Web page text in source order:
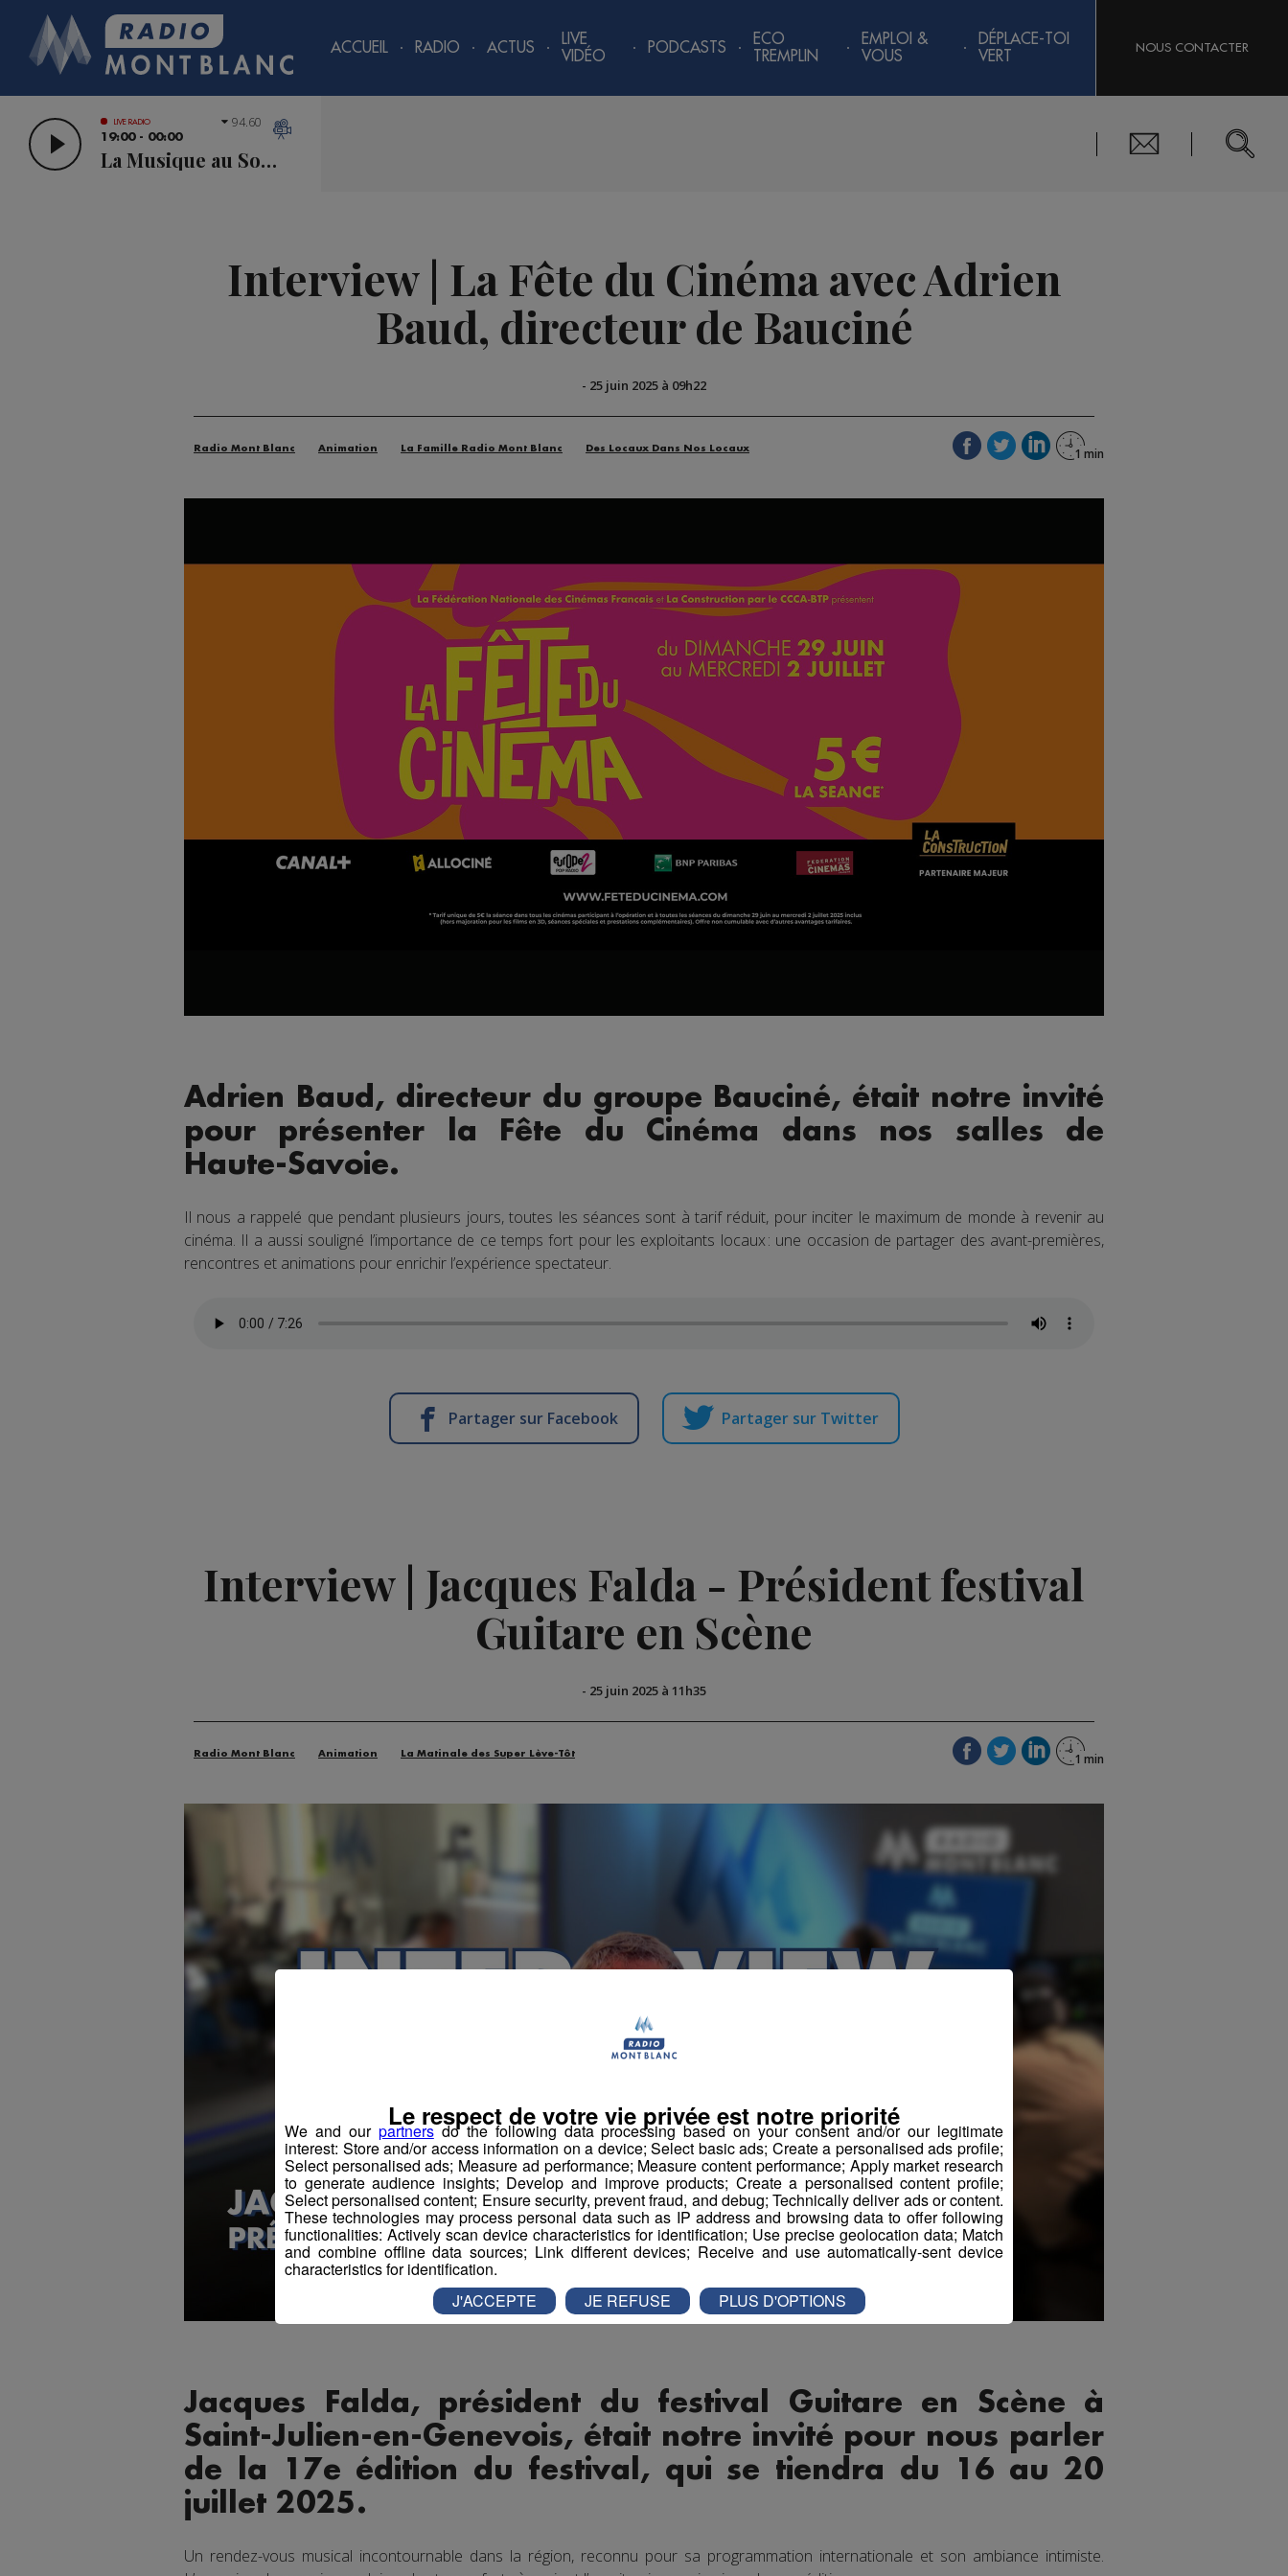
ACCUEIL RADIO ACTUS
LIVE
VIDÉO
PODCASTS
ECO
TREMPLIN
EMPLOI &
VOUS
DÉPLACE-TOI
VERT
NOUS CONTACTER
LIVE RADIO
19:00 - 00:00
La Musique au Sommet
94.60
Interview | La Fête du Cinéma avec Adrien
Baud, directeur de Bauciné
- 25 juin 2025 à 09h22
Radio Mont Blanc Animation La Famille Radio Mont Blanc Des Locaux Dans Nos Locaux
Adrien Baud, directeur du groupe Bauciné, était notre invité
pour présenter la Fête du Cinéma dans nos salles de
Haute‑Savoie.
Il nous a rappelé que pendant plusieurs jours, toutes les séances sont à tarif réduit, pour inciter le maximum de monde à revenir au
cinéma. Il a aussi souligné l’importance de ce temps fort pour les exploitants locaux : une occasion de partager des avant-premières,
rencontres et animations pour enrichir l’expérience spectateur.
Partager sur Facebook Partager sur Twitter
Interview | Jacques Falda - Président festival
Guitare en Scène
- 25 juin 2025 à 11h35
Radio Mont Blanc Animation La Matinale des Super Lève-Tôt
Jacques Falda, président du festival Guitare en Scène à
Saint-Julien-en-Genevois, était notre invité pour nous parler
de la 17e édition du festival, qui se tiendra du 16 au 20
juillet 2025.
Un rendez-vous musical incontournable dans la région, reconnu pour sa programmation internationale et son ambiance intimiste.
We and our partnersdo the following data processing based on your consent and/or our legitimate
interest: Store and/or access information on a device; Select basic ads; Create a personalised ads profile;
Select personalised ads; Measure ad performance; Measure content performance; Apply market research
to generate audience insights; Develop and improve products; Create a personalised content profile;
Select personalised content; Ensure security, prevent fraud, and debug; Technically deliver ads or content.
These technologies may process personal data such as IP address and browsing data to offer following
functionalities: Actively scan device characteristics for identification; Use precise geolocation data; Match
and combine offline data sources; Link different devices; Receive and use automatically-sent device
characteristics for identification.
Le respect de votre vie privée est notre priorité
J'ACCEPTE JE REFUSE PLUS D'OPTIONS